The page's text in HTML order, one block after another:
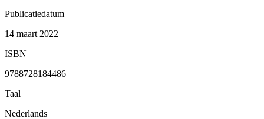
Publicatiedatum
14 maart 2022
ISBN
9788728184486
Taal
Nederlands